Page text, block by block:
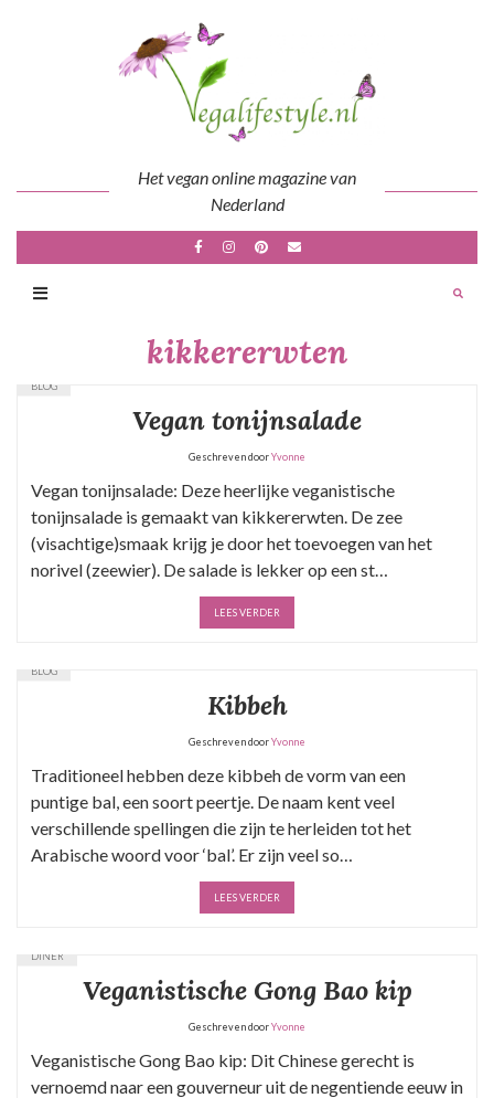
Het vegan online magazine van
Nederland
kikkererwten
BLOG
Vegan tonijnsalade
Geschreven doorYvonne
Vegan tonijnsalade: Deze heerlijke veganistische
tonijnsalade is gemaakt van kikkererwten. De zee
(visachtige)smaak krijg je door het toevoegen van het
norivel (zeewier). De salade is lekker op een st…
LEES VERDER
BLOG
Kibbeh
Geschreven doorYvonne
Traditioneel hebben deze kibbeh de vorm van een
puntige bal, een soort peertje. De naam kent veel
verschillende spellingen die zijn te herleiden tot het
Arabische woord voor ‘bal’. Er zijn veel so…
LEES VERDER
DINER
Veganistische Gong Bao kip
Geschreven doorYvonne
Veganistische Gong Bao kip: Dit Chinese gerecht is
vernoemd naar een gouverneur uit de negentiende eeuw in